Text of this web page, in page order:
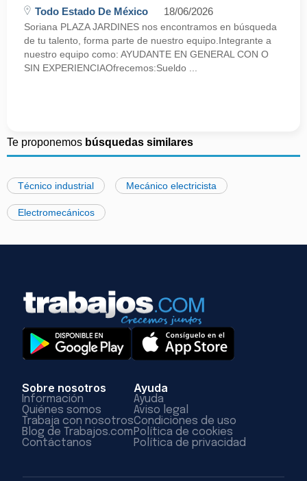
Todo Estado De México 18/06/2026
Soriana PLAZA JARDINES nos encontramos en búsqueda
de tu talento, forma parte de nuestro equipo.Integrante a
nuestro equipo como: AYUDANTE EN GENERAL CON O
SIN EXPERIENCIAOfrecemos:Sueldo ...
Te proponemos búsquedas similares
Técnico industrial Mecánico electricista
Electromecánicos
Sobre nosotros
Información
Quiénes somos
Trabaja con nosotros
Blog de Trabajos.com
Contáctanos
Ayuda
Ayuda
Aviso legal
Condiciones de uso
Política de cookies
Política de privacidad